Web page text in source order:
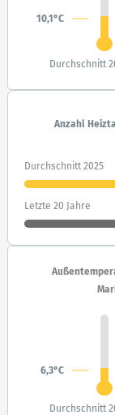
10,1°C
Durchschnitt
Anzahl
Durchschnitt 2025
Letzte 20 Jahre
6,3°C
Durchschnitt